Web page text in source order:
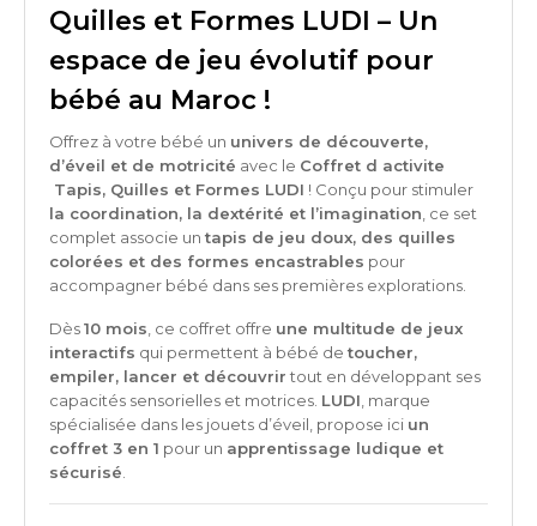
Quilles et Formes LUDI – Un
espace de jeu évolutif pour
bébé au Maroc !
Offrez à votre bébé un univers de découverte,
d’éveil et de motricité avec le Coffret d activite
Tapis, Quilles et Formes LUDI ! Conçu pour stimuler
la coordination, la dextérité et l’imagination, ce set
complet associe un tapis de jeu doux, des quilles
colorées et des formes encastrables pour
accompagner bébé dans ses premières explorations.
Dès10 mois, ce coffret offre une multitude de jeux
interactifs qui permettent à bébé de toucher,
empiler, lancer et découvrirtout en développant ses
capacités sensorielles et motrices. LUDI, marque
spécialisée dans les jouets d’éveil, propose ici un
coffret 3 en 1 pour un apprentissage ludique et
sécurisé.